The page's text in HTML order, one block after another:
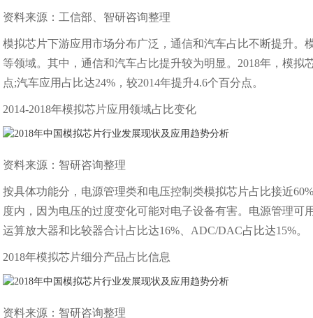
资料来源：工信部、智研咨询整理
模拟芯片下游应用市场分布广泛，通信和汽车占比不断提升
等领域。其中，通信和汽车占比提升较为明显。2018年，模拟
点;汽车应用占比达24%，较2014年提升4.6个百分点。
2014-2018年模拟芯片应用领域占比变化
资料来源：智研咨询整理
按具体功能分，电源管理类和电压控制类模拟芯片占比接近
度内，因为电压的过度变化可能对电子设备有害。电源管理
运算放大器和比较器合计占比达16%、ADC/DAC占比达15%。
2018年模拟芯片细分产品占比信息
资料来源：智研咨询整理